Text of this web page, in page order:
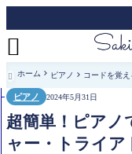

 ホーム ピアノ コードを覚え
ピアノ 2024年5月31日
超簡単！ピアノ
ャー・トライア